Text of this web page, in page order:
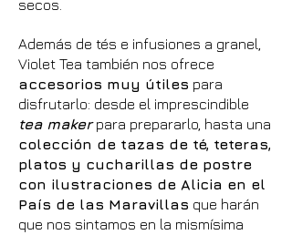
secos.
Además de tés e infusiones a granel,
Violet Tea también nos ofrece
accesorios muy útiles para
disfrutarlo: desde el imprescindible
tea makerpara prepararlo, hasta una
colección de tazas de té, teteras,
platos y cucharillas de postre
con ilustraciones de Alicia en el
País de las Maravillas que harán
que nos sintamos en la mismísima